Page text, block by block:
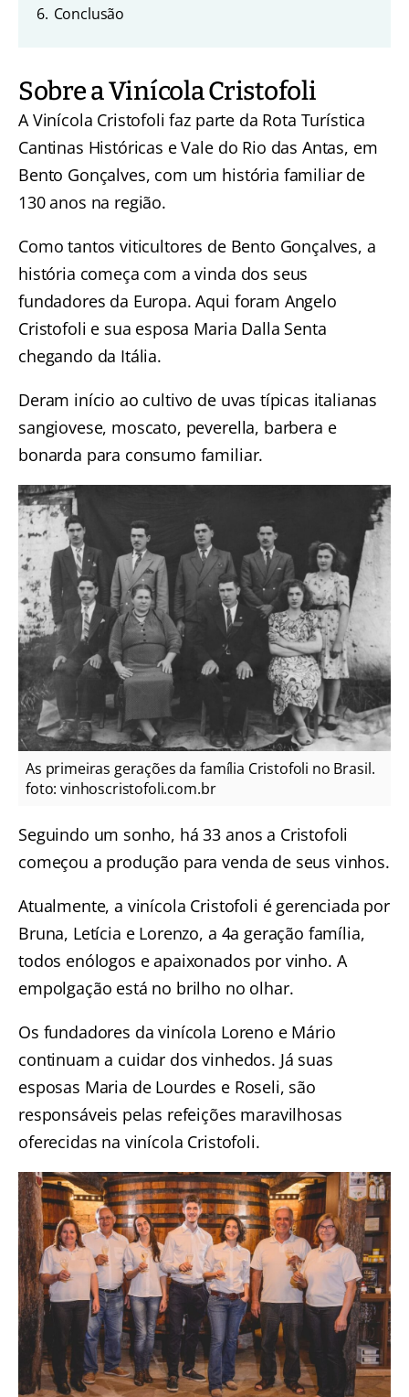
6. Conclusão
Sobre a Vinícola Cristofoli
A Vinícola Cristofoli faz parte da Rota Turística
Cantinas Históricas e Vale do Rio das Antas, em
Bento Gonçalves, com um história familiar de
130 anos na região.
Como tantos viticultores de Bento Gonçalves, a
história começa com a vinda dos seus
fundadores da Europa. Aqui foram Angelo
Cristofoli e sua esposa Maria Dalla Senta
chegando da Itália.
Deram início ao cultivo de uvas típicas italianas
sangiovese, moscato, peverella, barbera e
bonarda para consumo familiar.
As primeiras gerações da família Cristofoli no Brasil.
foto: vinhoscristofoli.com.br
Seguindo um sonho, há 33 anos a Cristofoli
começou a produção para venda de seus vinhos.
Atualmente, a vinícola Cristofoli é gerenciada por
Bruna, Letícia e Lorenzo, a 4a geração família,
todos enólogos e apaixonados por vinho. A
empolgação está no brilho no olhar.
Os fundadores da vinícola Loreno e Mário
continuam a cuidar dos vinhedos. Já suas
esposas Maria de Lourdes e Roseli, são
responsáveis pelas refeições maravilhosas
oferecidas na vinícola Cristofoli.